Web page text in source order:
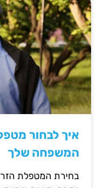
איך לבחור
המשפחה שלך
בחירת המטפלת